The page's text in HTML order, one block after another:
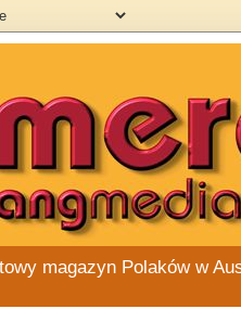
magazyn Polaków w